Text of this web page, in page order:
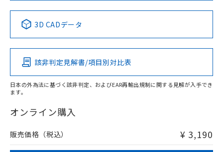
Pb Hg Cd Cr(VI)
O
在庫等で未対応品が混在する可能性があります。
問い合わせください。
3D CADデータ
該非判定見解書/項目別対比表
日本の外為法に基づく該非判定、およびEAR再輸出規制に関する見解が入手でき
ます。
オンライン購入
販売価格（税込） ¥ 3,190